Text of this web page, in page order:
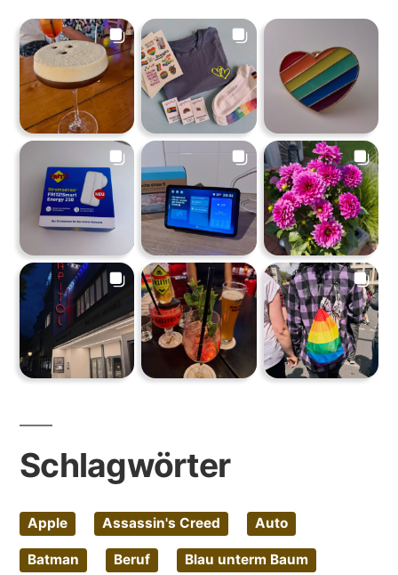
„Gravity“
Schlagwörter
Apple Assassin's Creed Auto
Batman Beruf Blau unterm Baum